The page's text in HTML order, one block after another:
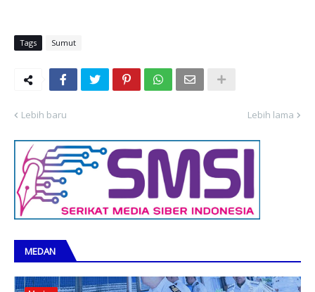
Tags Sumut
Lebih baru Lebih lama
MEDAN